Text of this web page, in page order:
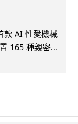
款 AI 性愛機械
165 種親密...